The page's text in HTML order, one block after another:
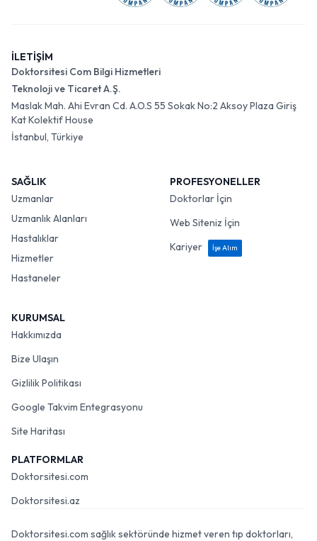
İLETİŞİM
Doktorsitesi Com Bilgi Hizmetleri
Teknoloji ve Ticaret A.Ş.
Maslak Mah. Ahi Evran Cd. A.O.S 55 Sokak No:2 Aksoy Plaza Giriş
Kat Kolektif House
İstanbul, Türkiye
SAĞLIK
Uzmanlar
Uzmanlık Alanları
Hastalıklar
Hizmetler
Hastaneler
PROFESYONELLER
Doktorlar İçin
Web Siteniz İçin
Kariyer
İşe Alım
KURUMSAL
Hakkımızda
Bize Ulaşın
Gizlilik Politikası
Google Takvim Entegrasyonu
Site Haritası
PLATFORMLAR
Doktorsitesi.com
Doktorsitesi.az
Doktorsitesi.com sağlık sektöründe hizmet veren tıp doktorları,